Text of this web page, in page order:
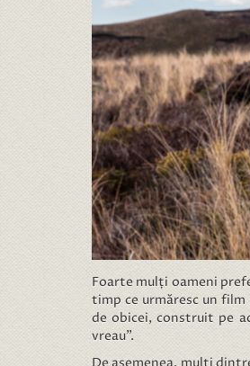
Foarte mulți oameni
timp ce urmăresc un film
de obicei, construit pe
vreau”.